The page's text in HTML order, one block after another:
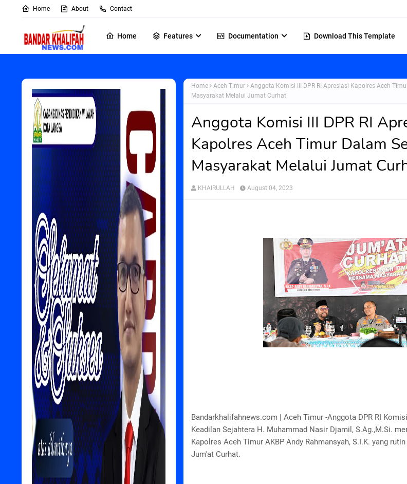
Home About Contact
Home Features Documentation Download This Template
Home Aceh Timur
Anggota Komisi III DPR RI Apresiasi Kapolres Aceh
Masyarakat Melalui Jumat Curhat
Anggota Komisi III DPR RI
Kapolres Aceh Timur Dalam
Masyarakat Melalui Jumat
KHAIRULLAH August 04, 2023
Bandarkhalifahnews.com | Aceh Timur -Anggota DPR RI
Keadilan Sejahtera H. Muhammad Nasir Djamil, S.Ag.,M.Si.
Kapolres Aceh Timur AKBP Andy Rahmansyah, S.I.K. yang
Jum'at Curhat.